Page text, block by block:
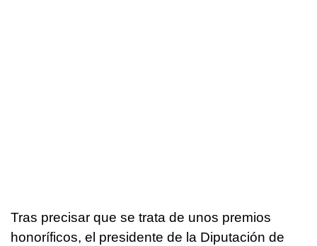
Tras precisar que se trata de unos premios
honoríficos, el presidente de la Diputación de